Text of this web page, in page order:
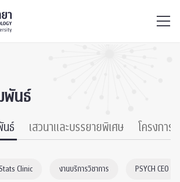
พันธ์
นธ์ เสวนาและบรรยายพิเศษ โครงการ
Clinic งานบริการวิชาการ PSYCH CEO